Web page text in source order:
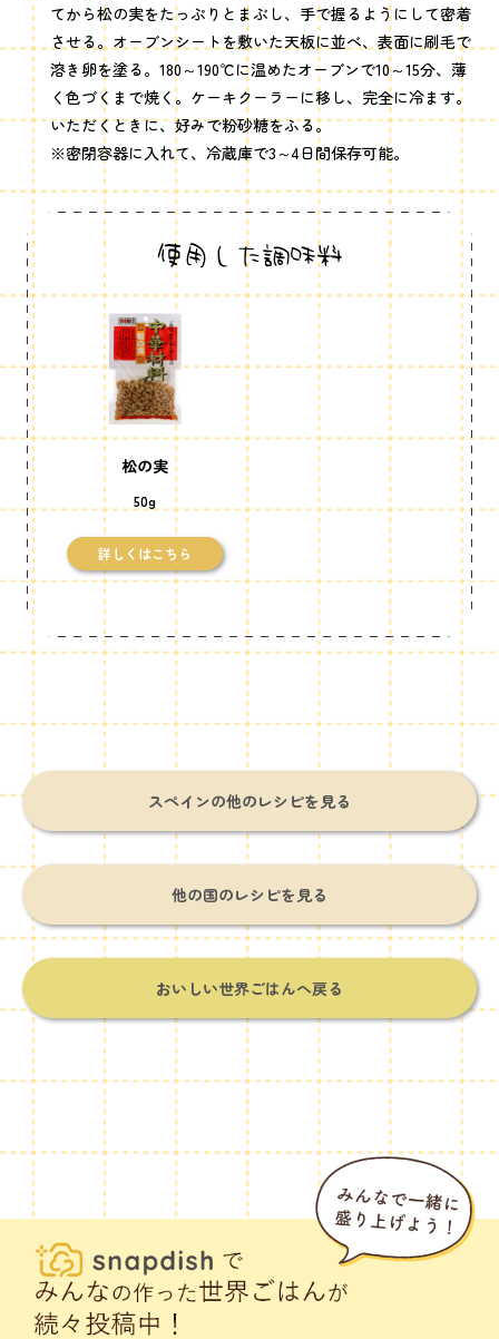
てから松の実をたっぷりとまぶし、手で握るようにして密着
させる。オーブンシートを敷いた天板に並べ、表面に刷毛で
溶き卵を塗る。180～190℃に温めたオーブンで10～15分、薄
く色づくまで焼く。ケーキクーラーに移し、完全に冷ます。
いただくときに、好みで粉砂糖をふる。
※密閉容器に入れて、冷蔵庫で3～4日間保存可能。
使用した調味料
松の実
50g
詳しくはこちら
スペインの他のレシピを見る
他の国のレシピを見る
おいしい世界ごはんへ戻る